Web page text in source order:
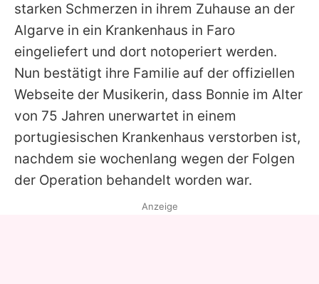
Impressum
Datenschutzerklärung
Nutzungsbedingungen
Utiq verwalten
starken Schmerzen in ihrem Zuhause an der
Algarve in ein Krankenhaus in Faro
eingeliefert und dort notoperiert werden.
Nun bestätigt ihre Familie auf der offiziellen
Webseite der Musikerin, dass Bonnie im Alter
von 75 Jahren unerwartet in einem
portugiesischen Krankenhaus verstorben ist,
nachdem sie wochenlang wegen der Folgen
der Operation behandelt worden war.
Anzeige